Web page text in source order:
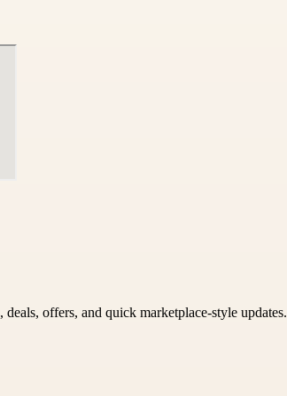
offers, and quick marketplace-style updates.